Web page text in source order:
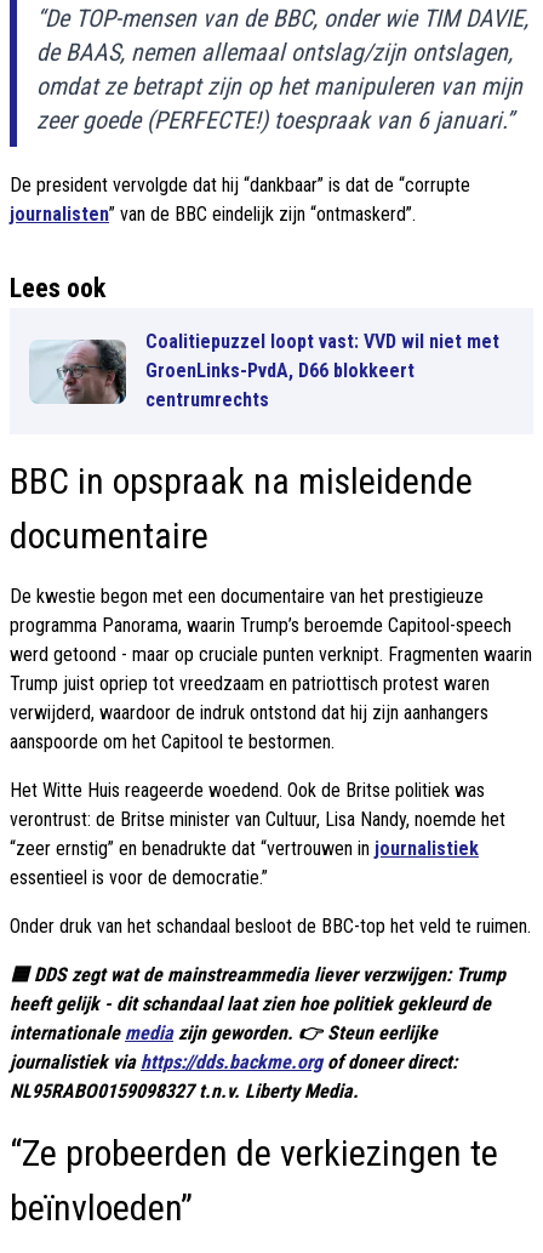
“De TOP-mensen van de BBC, onder wie TIM DAVIE,
de BAAS, nemen allemaal ontslag/zijn ontslagen,
omdat ze betrapt zijn op het manipuleren van mijn
zeer goede (PERFECTE!) toespraak van 6 januari.”
De president vervolgde dat hij “dankbaar” is dat de “corrupte
journalisten” van de BBC eindelijk zijn “ontmaskerd”.
Lees ook
Coalitiepuzzel loopt vast: VVD wil niet met
GroenLinks-PvdA, D66 blokkeert
centrumrechts
BBC in opspraak na misleidende
documentaire
De kwestie begon met een documentaire van het prestigieuze
programma Panorama, waarin Trump’s beroemde Capitool-speech
werd getoond - maar op cruciale punten verknipt. Fragmenten waarin
Trump juist opriep tot vreedzaam en patriottisch protest waren
verwijderd, waardoor de indruk ontstond dat hij zijn aanhangers
aanspoorde om het Capitool te bestormen.
Het Witte Huis reageerde woedend. Ook de Britse politiek was
verontrust: de Britse minister van Cultuur, Lisa Nandy, noemde het
“zeer ernstig” en benadrukte dat “vertrouwen in journalistiek
essentieel is voor de democratie.”
Onder druk van het schandaal besloot de BBC-top het veld te ruimen.
🟦 DDS zegt wat de mainstreammedia liever verzwijgen: Trump
heeft gelijk - dit schandaal laat zien hoe politiek gekleurd de
internationale mediazijn geworden. 👉 Steun eerlijke
journalistiek viahttps://dds.backme.orgof doneer direct:
NL95RABO0159098327 t.n.v. Liberty Media.
“Ze probeerden de verkiezingen te
beïnvloeden”